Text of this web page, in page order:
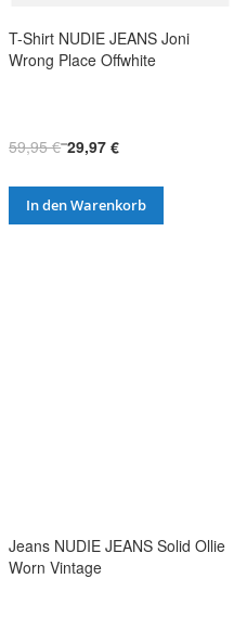
T-Shirt NUDIE JEANS Joni
Wrong Place Offwhite
59,95 € 29,97 €
In den Warenkorb
Jeans NUDIE JEANS Solid Ollie
Worn Vintage